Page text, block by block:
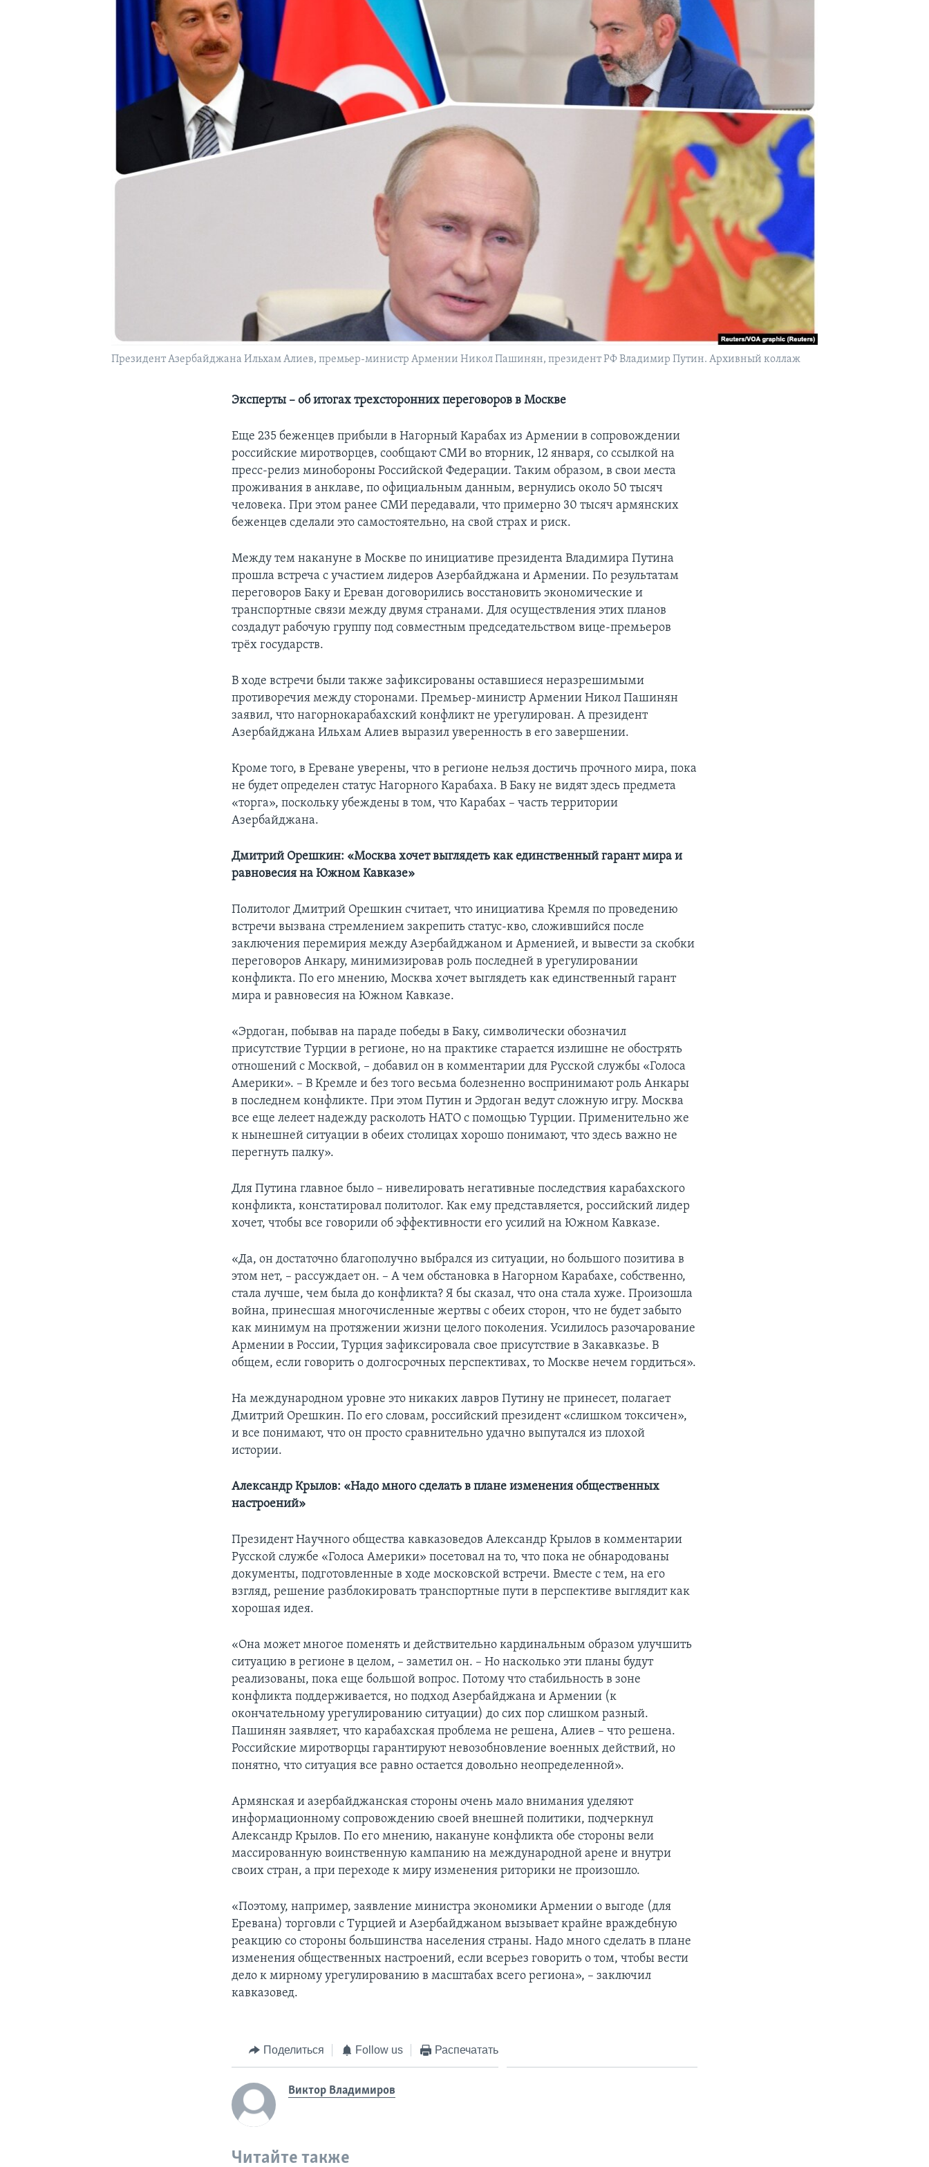
Президент Азербайджана Ильхам Алиев, премьер-министр Армении Никол Пашинян, президент РФ Владимир Путин. Архивный коллаж
Эксперты – об итогах трехсторонних переговоров в Москве
Еще 235 беженцев прибыли в Нагорный Карабах из Армении в сопровождении
российские миротворцев, сообщают СМИ во вторник, 12 января, со ссылкой на
пресс-релиз минобороны Российской Федерации. Таким образом, в свои места
проживания в анклаве, по официальным данным, вернулись около 50 тысяч
человека. При этом ранее СМИ передавали, что примерно 30 тысяч армянских
беженцев сделали это самостоятельно, на свой страх и риск.
Между тем накануне в Москве по инициативе президента Владимира Путина
прошла встреча с участием лидеров Азербайджана и Армении. По результатам
переговоров Баку и Ереван договорились восстановить экономические и
транспортные связи между двумя странами. Для осуществления этих планов
создадут рабочую группу под совместным председательством вице-премьеров
трёх государств.
В ходе встречи были также зафиксированы оставшиеся неразрешимыми
противоречия между сторонами. Премьер-министр Армении Никол Пашинян
заявил, что нагорнокарабахский конфликт не урегулирован. А президент
Азербайджана Ильхам Алиев выразил уверенность в его завершении.
Кроме того, в Ереване уверены, что в регионе нельзя достичь прочного мира, пока
не будет определен статус Нагорного Карабаха. В Баку не видят здесь предмета
«торга», поскольку убеждены в том, что Карабах – часть территории
Азербайджана.
Дмитрий Орешкин: «Москва хочет выглядеть как единственный гарант мира и
равновесия на Южном Кавказе»
Политолог Дмитрий Орешкин считает, что инициатива Кремля по проведению
встречи вызвана стремлением закрепить статус-кво, сложившийся после
заключения перемирия между Азербайджаном и Арменией, и вывести за скобки
переговоров Анкару, минимизировав роль последней в урегулировании
конфликта. По его мнению, Москва хочет выглядеть как единственный гарант
мира и равновесия на Южном Кавказе.
«Эрдоган, побывав на параде победы в Баку, символически обозначил
присутствие Турции в регионе, но на практике старается излишне не обострять
отношений с Москвой, – добавил он в комментарии для Русской службы «Голоса
Америки». – В Кремле и без того весьма болезненно воспринимают роль Анкары
в последнем конфликте. При этом Путин и Эрдоган ведут сложную игру. Москва
все еще лелеет надежду расколоть НАТО с помощью Турции. Применительно же
к нынешней ситуации в обеих столицах хорошо понимают, что здесь важно не
перегнуть палку».
Для Путина главное было – нивелировать негативные последствия карабахского
конфликта, констатировал политолог. Как ему представляется, российский лидер
хочет, чтобы все говорили об эффективности его усилий на Южном Кавказе.
«Да, он достаточно благополучно выбрался из ситуации, но большого позитива в
этом нет, – рассуждает он. – А чем обстановка в Нагорном Карабахе, собственно,
стала лучше, чем была до конфликта? Я бы сказал, что она стала хуже. Произошла
война, принесшая многочисленные жертвы с обеих сторон, что не будет забыто
как минимум на протяжении жизни целого поколения. Усилилось разочарование
Армении в России, Турция зафиксировала свое присутствие в Закавказье. В
общем, если говорить о долгосрочных перспективах, то Москве нечем гордиться».
На международном уровне это никаких лавров Путину не принесет, полагает
Дмитрий Орешкин. По его словам, российский президент «слишком токсичен»,
и все понимают, что он просто сравнительно удачно выпутался из плохой
истории.
Александр Крылов: «Надо много сделать в плане изменения общественных
настроений»
Президент Научного общества кавказоведов Александр Крылов в комментарии
Русской службе «Голоса Америки» посетовал на то, что пока не обнародованы
документы, подготовленные в ходе московской встречи. Вместе с тем, на его
взгляд, решение разблокировать транспортные пути в перспективе выглядит как
хорошая идея.
«Она может многое поменять и действительно кардинальным образом улучшить
ситуацию в регионе в целом, – заметил он. – Но насколько эти планы будут
реализованы, пока еще большой вопрос. Потому что стабильность в зоне
конфликта поддерживается, но подход Азербайджана и Армении (к
окончательному урегулированию ситуации) до сих пор слишком разный.
Пашинян заявляет, что карабахская проблема не решена, Алиев – что решена.
Российские миротворцы гарантируют невозобновление военных действий, но
понятно, что ситуация все равно остается довольно неопределенной».
Армянская и азербайджанская стороны очень мало внимания уделяют
информационному сопровождению своей внешней политики, подчеркнул
Александр Крылов. По его мнению, накануне конфликта обе стороны вели
массированную воинственную кампанию на международной арене и внутри
своих стран, а при переходе к миру изменения риторики не произошло.
«Поэтому, например, заявление министра экономики Армении о выгоде (для
Еревана) торговли с Турцией и Азербайджаном вызывает крайне враждебную
реакцию со стороны большинства населения страны. Надо много сделать в плане
изменения общественных настроений, если всерьез говорить о том, чтобы вести
дело к мирному урегулированию в масштабах всего региона», – заключил
кавказовед.
Поделиться Follow us Распечатать
Виктор Владимиров
Читайте также